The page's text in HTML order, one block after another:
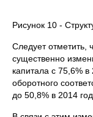
Рисунок 10 -
Следует отметить,
существенно
капитала с 75,6%
оборотного
до 50,8% в 2014